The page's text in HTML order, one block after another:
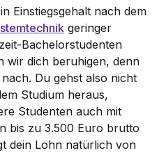
Einstiegsgehalt nach dem
geringer
Bachelorstudenten
wir dich beruhigen, denn
Du gehst also nicht
Studium heraus,
Studenten auch mit
bis zu 3.500 Euro brutto
dein Lohn natürlich von